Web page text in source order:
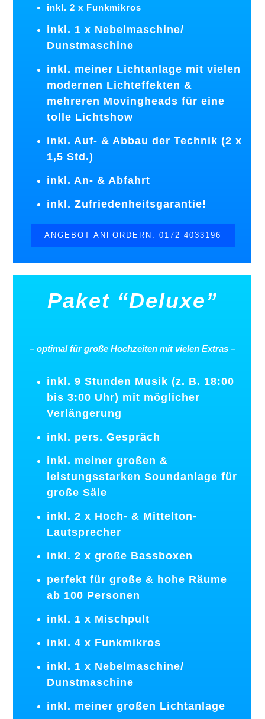
inkl. 2 x Funkmikros
inkl. 1 x Nebelmaschine/
Dunstmaschine
inkl. meiner Lichtanlage mit vielen
modernen Lichteffekten &
mehreren Movingheads für eine
tolle Lichtshow
inkl. Auf- & Abbau der Technik (2 x
1,5 Std.)
inkl. An- & Abfahrt
inkl. Zufriedenheitsgarantie!
ANGEBOT ANFORDERN: 0172 4033196
Paket “Deluxe”
– optimal für große Hochzeiten mit vielen Extras –
inkl. 9 Stunden Musik (z. B. 18:00
bis 3:00 Uhr) mit möglicher
Verlängerung
inkl. pers. Gespräch
inkl. meiner großen &
leistungsstarken Soundanlage für
große Säle
inkl. 2 x Hoch- & Mittelton-
Lautsprecher
inkl. 2 x große Bassboxen
perfekt für große & hohe Räume
ab 100 Personen
inkl. 1 x Mischpult
inkl. 4 x Funkmikros
inkl. 1 x Nebelmaschine/
Dunstmaschine
inkl. meiner großen Lichtanlage